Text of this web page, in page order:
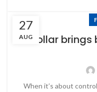
27
AUGCollar brings
When it’s about